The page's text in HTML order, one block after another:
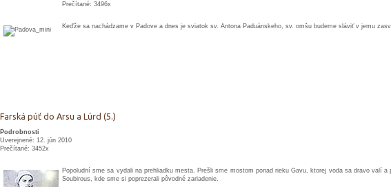
Prečítané: 3496x
Keďže sa nachádzame v Padove a dnes je sviatok sv. Antona Paduánskeho, sv. omšu budeme sláviť v jemu
Farská púť do Arsu a Lúrd (5.)
Podrobnosti
Uverejnené: 12. jún 2010
Prečítané: 3452x
Popoludní sme sa vydali na prehliadku mesta. Prešli sme mostom ponad rieku Gavu, ktorej voda sa dravo valí
Soubirous, kde sme si poprezerali pôvodné zariadenie.